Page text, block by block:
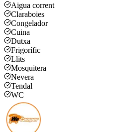
Aigua corrent
Claraboies
Congelador
Cuina
Dutxa
Frigorífic
Llits
Mosquitera
Nevera
Tendal
WC